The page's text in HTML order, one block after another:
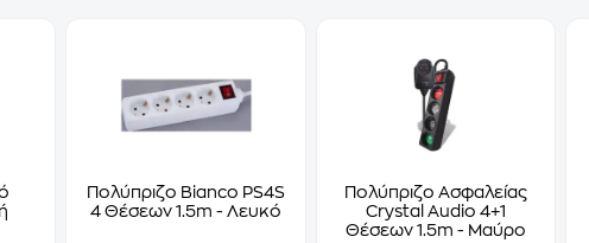
Πολύπριζο Bianco PS4S
4 Θέσεων 1.5m - Λευκό
Πολύπριζο Ασφαλείας
Crystal Audio 4+1
Θέσεων 1.5m - Μαύρο